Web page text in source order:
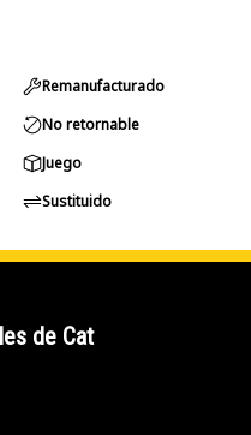
Remanufacturado
No retornable
Juego
Sustituido
de Cat